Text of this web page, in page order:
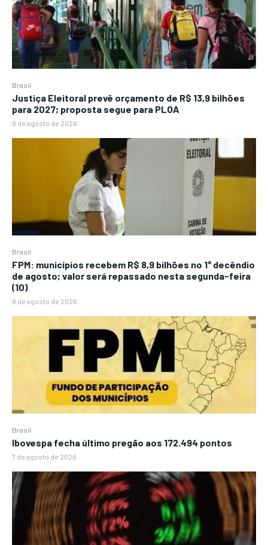
Brasil
Justiça Eleitoral prevê orçamento de R$ 13,9 bilhões
para 2027; proposta segue para PLOA
8 de agosto de 2026
Brasil
FPM: municípios recebem R$ 8,9 bilhões no 1° decêndio
de agosto; valor será repassado nesta segunda-feira
(10)
8 de agosto de 2026
Brasil
Ibovespa fecha último pregão aos 172.494 pontos
7 de agosto de 2026